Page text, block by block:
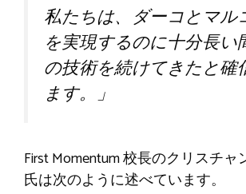
私たちは、ダーコとマル
を実現するのに十分長い
の技術を続けてきたと確
ます。」
First Momentum 校長のクリスチ
氏は次のように述べています。